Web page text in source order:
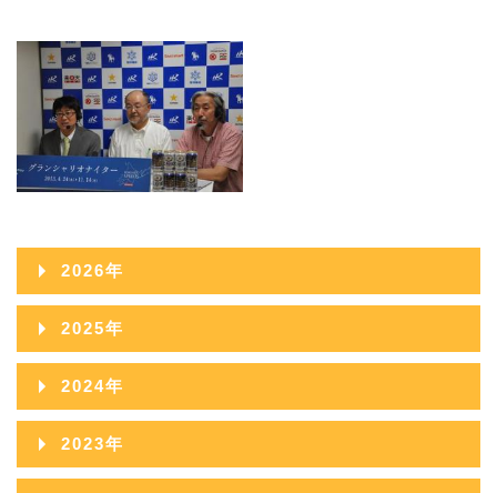
2026年
2026年08月
2026年07月
2026年06月
2026年05月
2025年
2025年12月
2025年11月
2025年10月
2024年
2024年12月
2024年11月
2023年
2023年12月